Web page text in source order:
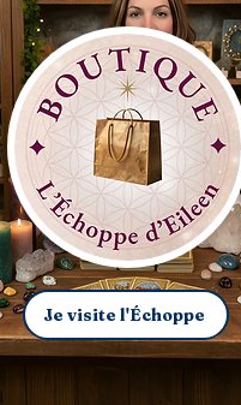
Je visite l'Échoppe